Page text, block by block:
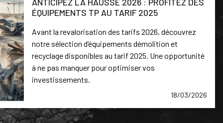
ÉQUIPEMENTS TP AU TARIF 2025
Avant la revalorisation des tarifs 2026, découvrez
notre sélection d’équipements démolition et
recyclage disponibles au tarif 2025. Une opportunité
à ne pas manquer pour optimiser vos
investissements.
18/03/2026